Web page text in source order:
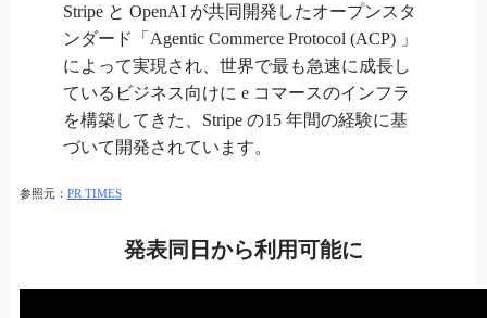
Stripe と OpenAI が共同開発したオープンスタ
ンダード「Agentic Commerce Protocol (ACP) 」
によって実現され、世界で最も急速に成長し
ているビジネス向けに e コマースのインフラ
を構築してきた、Stripe の15 年間の経験に基
づいて開発されています。
参照元： PR TIMES
発表同日から利用可能に